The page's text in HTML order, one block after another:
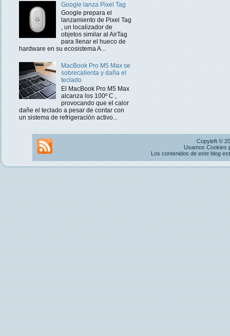
Google lanza Pixel Tag
Google prepara el
lanzamiento de Pixel Tag
, un localizador de
objetos similar al AirTag
para llenar el hueco de
hardware en su ecosistema A...
MacBook Pro M5 Max se
sobrecalienta y daña el
teclado
El MacBook Pro M5 Max
alcanza los 100º C ,
provocando que el calor
dañe el teclado a pesar de contar con
un sistema de refrigeración activo...
Copyleft ©
Usamos Cookies
Los contenidos de este blog